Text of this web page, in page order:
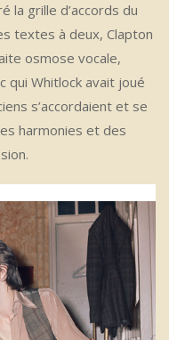
la grille d’accords du
textes à deux, Clapton
osmose vocale,
qui Whitlock avait joué
s’accordaient et se
harmonies et des